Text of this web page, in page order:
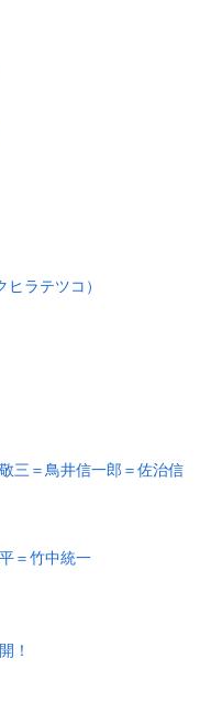
ヒラテツコ）
三＝鳥井信一郎＝佐治信
＝竹中統一
！